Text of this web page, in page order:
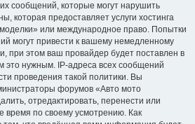
сообщений, которые могут нарушить
которая предоставляет услуги хостинга
или международное право. Попытки
могут привести к вашему немедленному
при этом ваш провайдер будет поставлен в
это нужным. IP-адреса всех сообщений
проведения такой политики. Вы
форумов «Авто мото
отредактировать, перенести или
время по своему усмотрению. Как